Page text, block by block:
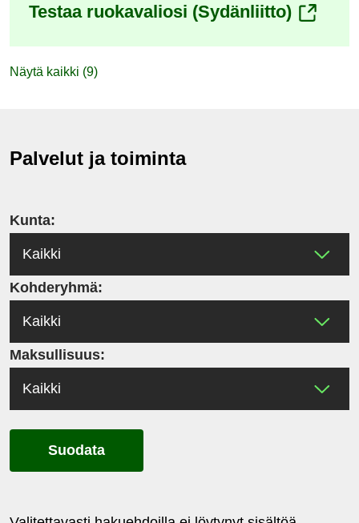
Testaa ruokavaliosi (Sydänliitto)(siirryt
toiseen
Näytä kaikki (9)
Palvelut ja toiminta
Kunta:
Kohderyhmä:
Maksullisuus:
Suodata